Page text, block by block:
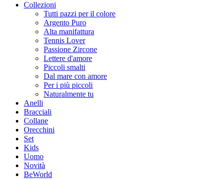
Collezioni
Tutti pazzi per il colore
Argento Puro
Alta manifattura
Tennis Lover
Passione Zircone
Lettere d'amore
Piccoli smalti
Dal mare con amore
Per i più piccoli
Naturalmente tu
Anelli
Bracciali
Collane
Orecchini
Set
Kids
Uomo
Novità
BeWorld